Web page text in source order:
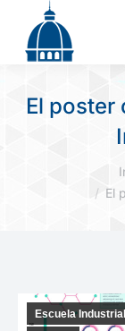
El
El
Escuela